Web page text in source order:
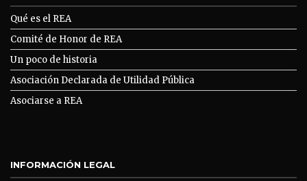
Qué es el REA
Comité de Honor de REA
Un poco de historia
Asociación Declarada de Utilidad Pública
Asociarse a REA
INFORMACIÓN LEGAL